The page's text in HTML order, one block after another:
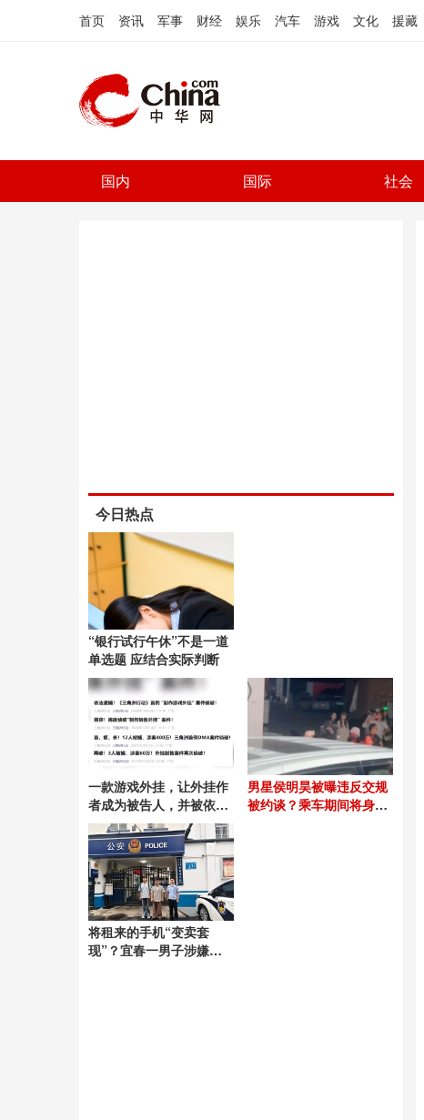
首页 资讯 军事 财经 娱乐 汽车 游戏 文化 援藏
国内 国际 社会
今日热点
“银行试行午休”不是一道
单选题 应结合实际判断
一款游戏外挂，让外挂作
者成为被告人，并被依法
判处有期徒刑4年
男星侯明昊被曝违反交规
被约谈？乘车期间将身体
将租来的手机“变卖套
现”？宜春一男子涉嫌诈